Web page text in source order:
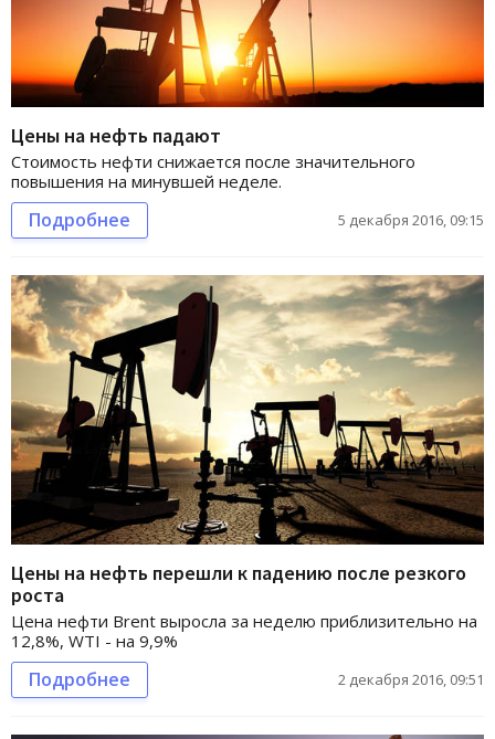
Цены на нефть падают
Стоимость нефти снижается после значительного
повышения на минувшей неделе.
Подробнее 5 декабря 2016, 09:15
Цены на нефть перешли к падению после резкого
роста
Цена нефти Brent выросла за неделю приблизительно на
12,8%, WTI - на 9,9%
Подробнее 2 декабря 2016, 09:51